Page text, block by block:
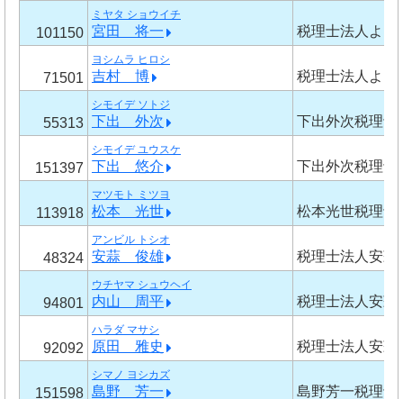
101150
ミヤタ ショウイチ
宮田 将一 税理士法人よし
71501
ヨシムラ ヒロシ
吉村 博 税理士法人よし
55313
シモイデ ソトジ
下出 外次 下出外次税理士
151397
シモイデ ユウスケ
下出 悠介 下出外次税理士
113918
マツモト ミツヨ
松本 光世 松本光世税理士
48324
アンビル トシオ
安蒜 俊雄 税理士法人安蒜
94801
ウチヤマ シュウヘイ
内山 周平 税理士法人安蒜
92092
ハラダ マサシ
原田 雅史 税理士法人安蒜
151598
シマノ ヨシカズ
島野 芳一 島野芳一税理士